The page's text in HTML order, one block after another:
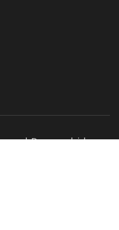
Desenvolvido por